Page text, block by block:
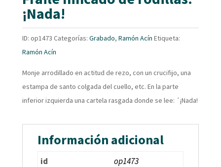
¡Nada!
ID: op1473 Categorías: Grabado, Ramón Acín Etiqueta:
Ramón Acín
Monje arrodillado en actitud de rezo, con un crucifijo, una
estampa de santo colgada del cuello, etc. En la parte
inferior izquierda una cartela rasgada donde se lee: ´¡Nada!
Información adicional
id
op1473